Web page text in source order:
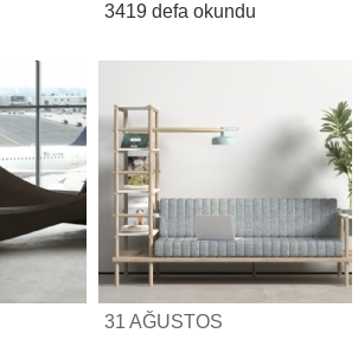
3419 defa okundu
31 AĞUSTOS